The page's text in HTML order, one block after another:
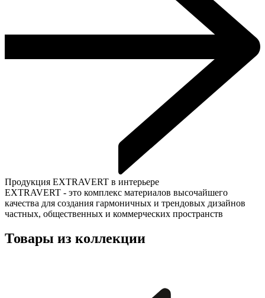
Продукция EXTRAVERT в интерьере
EXTRAVERT - это комплекс материалов высочайшего
качества для создания гармоничных и трендовых дизайнов
частных, общественных и коммерческих пространств
Товары из коллекции